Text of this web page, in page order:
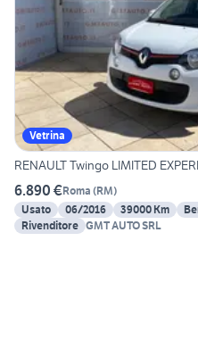
Vetrina
RENAULT Twingo LIMITED
6.890 €Roma (RM)
Usato
06/2016 39000 Km
Rivenditore GMT AUTO SRL